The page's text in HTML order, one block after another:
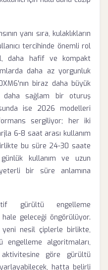
yanı sıra, kulaklıkların
tercihinde önemli rol
daha hafif ve kompakt
daha az yorgunluk
biraz daha büyük
daha sağlam bir oturuş
ise 2026 modelleri
sergiliyor; her iki
6-8 saat arası kullanım
bu süre 24-30 saate
kullanım ve uzun
bir süre anlamına
gürültü engelleme
geleceği öngörülüyor.
nesil çiplerle birlikte,
algoritmaları,
göre gürültü
hatta belirli